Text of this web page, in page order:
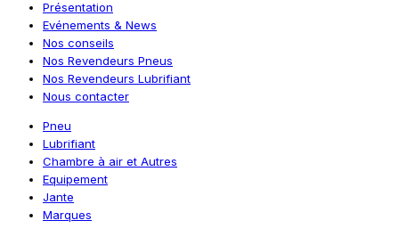
Présentation
Evénements & News
Nos conseils
Nos Revendeurs Pneus
Nos Revendeurs Lubrifiant
Nous contacter
Pneu
Lubrifiant
Chambre à air et Autres
Equipement
Jante
Marques